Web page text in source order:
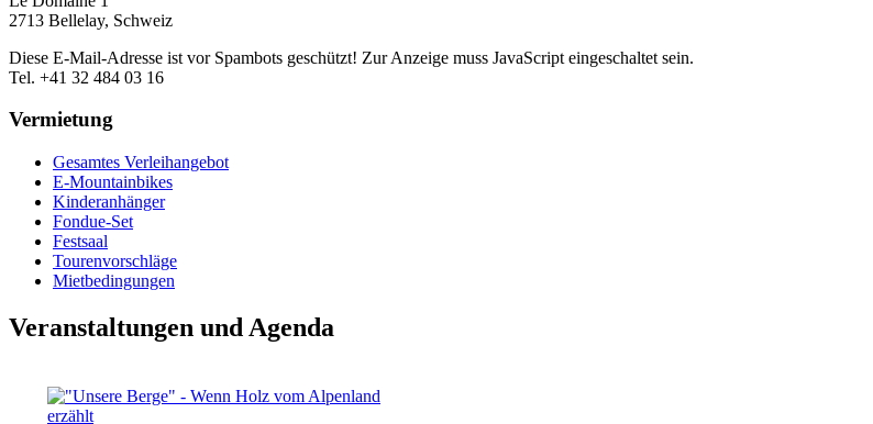
2713 Bellelay, Schweiz
Diese E-Mail-Adresse ist vor Spambots geschützt! Zur Anzeige muss JavaScript eingeschaltet sein.
Tel. +41 32 484 03 16
Vermietung
Gesamtes Verleihangebot
E-Mountainbikes
Kinderanhänger
Fondue-Set
Festsaal
Tourenvorschläge
Mietbedingungen
Veranstaltungen und Agenda